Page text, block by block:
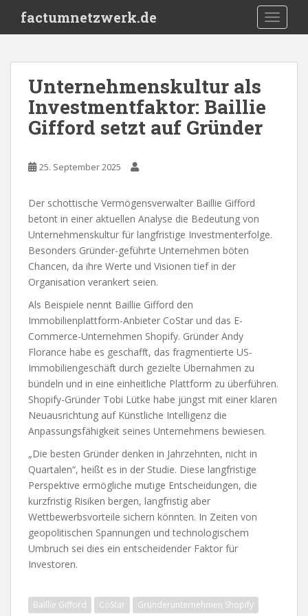
i
factumnetzwerk.de
Unternehmenskultur als
Investmentfaktor: Baillie
Gifford setzt auf Gründer
25. September 2025
Der schottische Vermögensverwalter Baillie Gifford
betont in einer aktuellen Analyse die Bedeutung von
Unternehmenskultur für langfristige Investmenterfolge.
Besonders Gründer-geführte Unternehmen böten
Chancen, da ihre Werte und Visionen tief in der
Organisation verankert seien.
Als Beispiele nennt Baillie Gifford den
Immobilienplattform-Anbieter CoStar und das E-
Commerce-Unternehmen Shopify. Gründer Andy
Florance habe es geschafft, das fragmentierte US-
Immobiliengeschäft durch gezielte Übernahmen zu
bündeln und in eine einheitliche Plattform zu überführen.
Shopify-Gründer Tobi Lütke habe jüngst mit einer klaren
Neuausrichtung auf Künstliche Intelligenz die
Anpassungsfähigkeit seines Unternehmens bewiesen.
„Die besten Gründer denken in Jahrzehnten, nicht in
Quartalen“, heißt es in der Studie. Diese langfristige
Perspektive ermögliche mutige Entscheidungen, die
kurzfristig Risiken bergen, langfristig aber
Wettbewerbsvorteile sichern könnten. In Zeiten von
geopolitischen Spannungen und technologischem
Umbruch sei dies ein entscheidender Faktor für
Investoren.
Baillie Gifford CoStar
Gründerunternehmen Shopify